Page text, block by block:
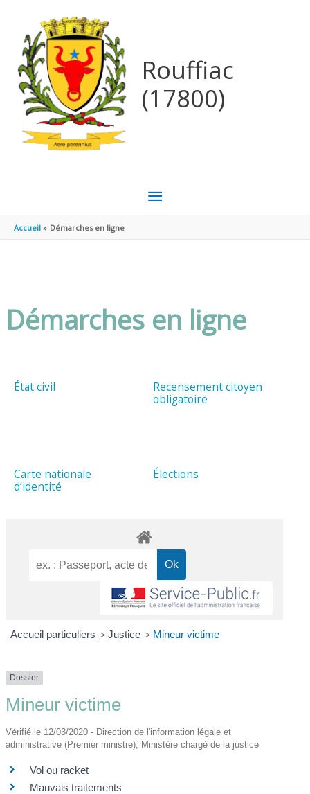
Rouffiac
(17800)
MENU
Accueil Démarches en ligne
Démarches en ligne
État civil
Recensement citoyen
obligatoire
Carte nationale
d’identité
Élections
Accueil particuliers > Justice > Mineur victime
Dossier
Mineur victime
Vérifié le 12/03/2020 - Direction de l'information légale et
administrative (Premier ministre), Ministère chargé de la justice
Vol ou racket
Mauvais traitements